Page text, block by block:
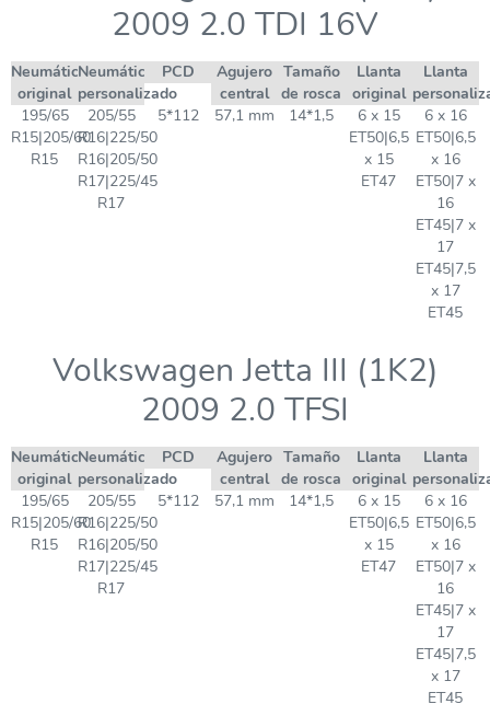
2009 2.0 TDI 16V
Neumático
original
Neumático
personalizado
PCD
Agujero
central
Tamaño
de rosca
Llanta
original
Llanta
195/65
R15|205/60
R15
205/55
R16|225/50
R16|205/50
R17|225/45
R17
5*112 57,1 mm 14*1,5
6 x 15
ET50|6,5
x 15
ET47
6 x 16
ET50|6,5
x 16
ET50|7 x
16
ET45|7 x
17
ET45|7,5
x 17
ET45
Volkswagen Jetta III (1K2)
2009 2.0 TFSI
Neumático
original
Neumático
personalizado
PCD
Agujero
central
Tamaño
de rosca
Llanta
original
Llanta
195/65
R15|205/60
R15
205/55
R16|225/50
R16|205/50
R17|225/45
R17
5*112 57,1 mm 14*1,5
6 x 15
ET50|6,5
x 15
ET47
6 x 16
ET50|6,5
x 16
ET50|7 x
16
ET45|7 x
17
ET45|7,5
x 17
ET45